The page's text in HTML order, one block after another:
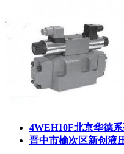
4WEH10F北京华德
晋中市榆次区新创液